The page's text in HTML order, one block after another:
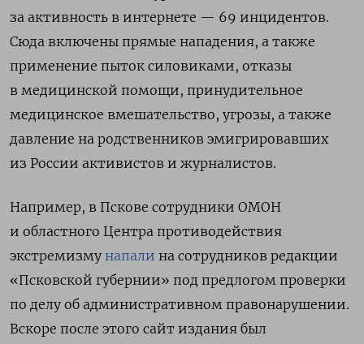
за активность в интернете — 69 инцидентов.
Сюда включены прямые нападения, а также
применение пыток силовиками, отказы
в медицинской помощи, принудительное
медицинское вмешательство, угрозы, а также
давление на родственников эмигрировавших
из России активистов и журналистов.
Например, в Пскове сотрудники ОМОН
и областного Центра противодействия
экстремизму напали на сотрудников редакции
«Псковской губернии» под предлогом проверки
по делу об административном правонарушении.
Вскоре после этого сайт издания был